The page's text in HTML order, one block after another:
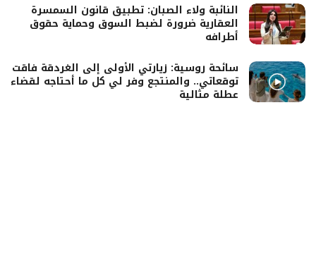
النائبة ولاء الصبان: تطبيق قانون السمسرة
العقارية ضرورة لضبط السوق وحماية حقوق
أطرافه
سائحة روسية: زيارتي الأولى إلى الغردقة فاقت
توقعاتي.. والمنتجع وفر لي كل ما أحتاجه لقضاء
عطلة مثالية